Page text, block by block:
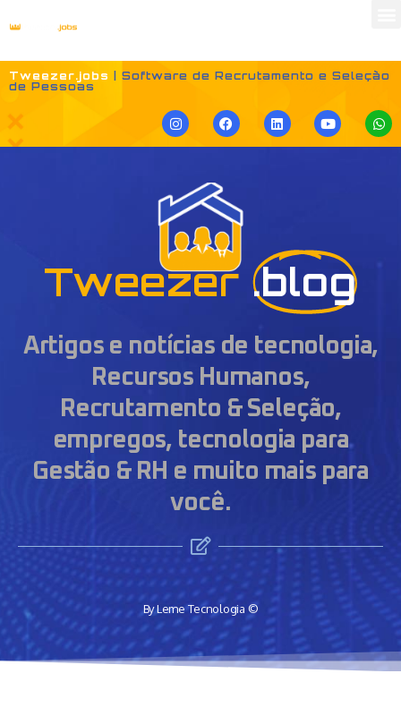
Tweezer.jobs
| Software de Recrutamento e Seleção
de Pessoas
Tweezer .blog
Artigos e notícias de tecnologia,
Recursos Humanos,
Recrutamento & Seleção,
empregos, tecnologia para
Gestão & RH e muito mais para
você.
By Leme Tecnologia ©